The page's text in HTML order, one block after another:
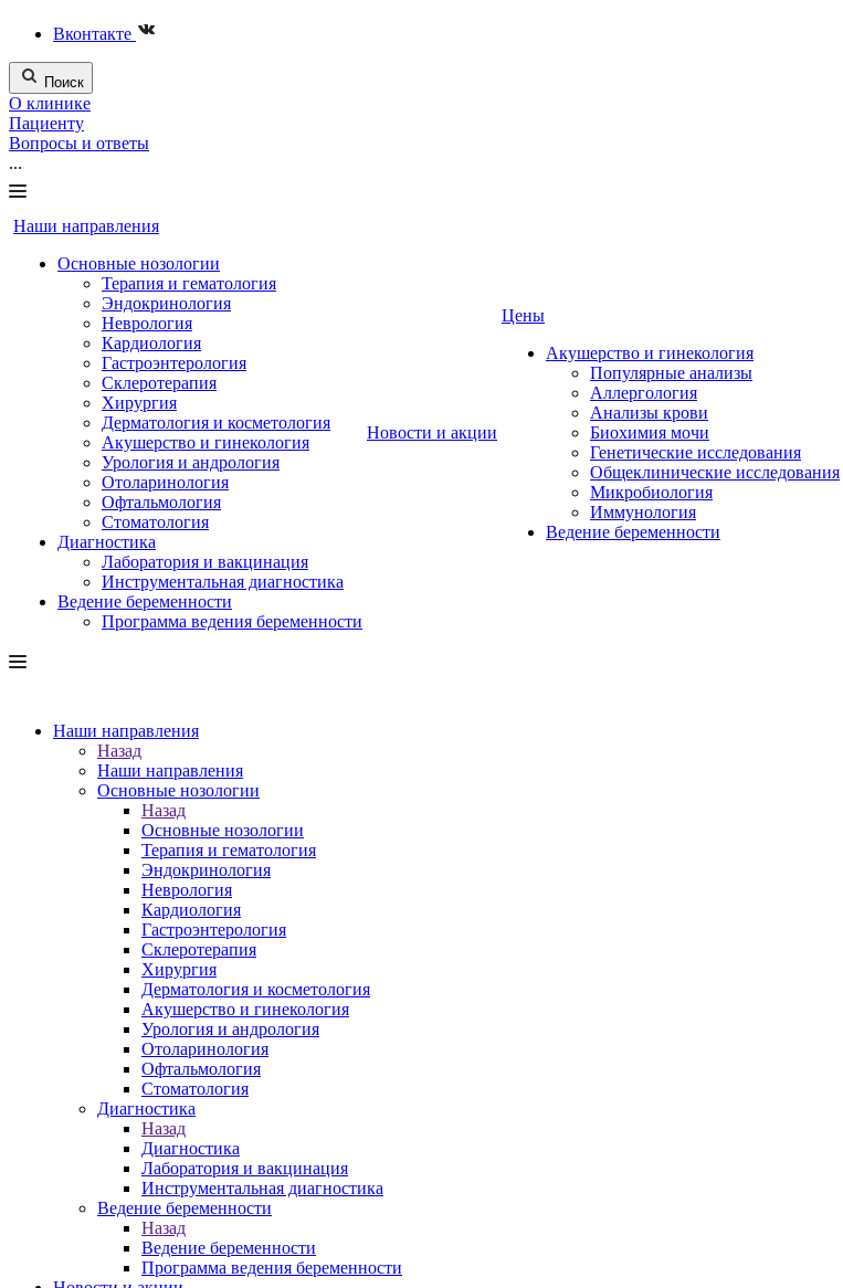
Вконтакте
Поиск
О клинике
Пациенту
Вопросы и ответы
...
Наши направления
Основные нозологии
Терапия и гематология
Эндокринология
Неврология
Кардиология
Гастроэнтерология
Склеротерапия
Хирургия
Дерматология и косметология
Акушерство и гинекология
Урология и андрология
Отоларинология
Офтальмология
Стоматология
Диагностика
Лаборатория и вакцинация
Инструментальная диагностика
Ведение беременности
Программа ведения беременности
Новости и акции
Цены
Акушерство и гинекология
Популярные анализы
Аллергология
Анализы крови
Биохимия мочи
Генетические исследования
Общеклинические исследования
Микробиология
Иммунология
Ведение беременности
Наши направления
Назад
Наши направления
Основные нозологии
Назад
Основные нозологии
Терапия и гематология
Эндокринология
Неврология
Кардиология
Гастроэнтерология
Склеротерапия
Хирургия
Дерматология и косметология
Акушерство и гинекология
Урология и андрология
Отоларинология
Офтальмология
Стоматология
Диагностика
Назад
Диагностика
Лаборатория и вакцинация
Инструментальная диагностика
Ведение беременности
Назад
Ведение беременности
Программа ведения беременности